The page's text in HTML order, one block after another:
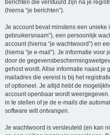
berichten die verstuurd zijn na je
(hierna “je berichten”).
Je account bevat minstens een unieke
gebruikersnaam”), een persoonlijk
account (hierna “je wachtwoord”) en
(hierna “je e-mail”). Je informatie voor
door de
gehost wordt. Allse informatie naast je
mailadres die vereist is bij het
of optioneel. Je altijd hebt de
account openbaar wordt
in te stellen of je de e-mails die
software wilt ontvangen.
Je wachtwoord is versleuteld (en kan